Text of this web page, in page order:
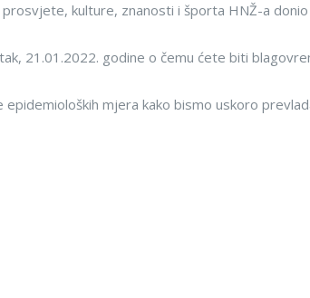
kulture, znanosti i športa HNŽ-a
21.01.2022. godine o čemu ćete biti
mjera kako bismo uskoro